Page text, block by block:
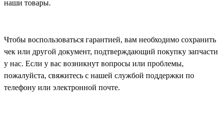
наши товары.
Чтобы воспользоваться гарантией, вам необходимо сохранить
чек или другой документ, подтверждающий покупку запчасти
у нас. Если у вас возникнут вопросы или проблемы,
пожалуйста, свяжитесь с нашей службой поддержки по
телефону или электронной почте.